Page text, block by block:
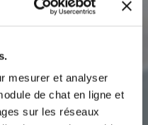
mesurer et analyser
de chat en ligne et
sur les réseaux